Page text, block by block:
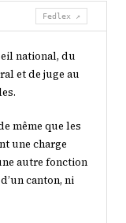
Fedlex ↗
national, du
et de juge au
même que les
une charge
autre fonction
canton, ni